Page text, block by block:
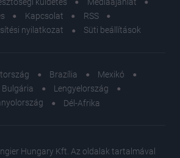
Kapcsolat
RSS
nyilatkozat
Süti beállítások
Brazília
Mexikó
Bulgária
Lengyelország
Dél-Afrika
Hungary Kft. Az oldalak tartalmával